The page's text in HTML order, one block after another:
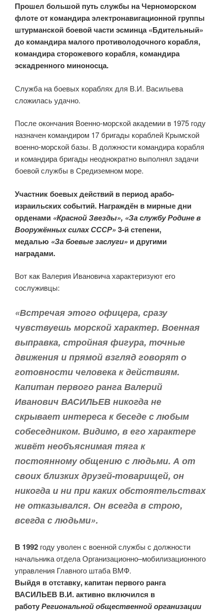
Прошел большой путь службы на Черноморском
флоте от командира электронавигационной группы
штурманской боевой части эсминца «Бдительный»
до командира малого противолодочного корабля,
командира сторожевого корабля, командира
эскадренного миноносца.
Служба на боевых кораблях для В.И. Васильева
сложилась удачно.
После окончания Военно-морской академии в 1975 году
назначен командиром 17 бригады кораблей Крымской
военно-морской базы. В должности командира корабля
и командира бригады неоднократно выполнял задачи
боевой службы в Средиземном море.
Участник боевых действий в период арабо-
израильских событий. Награждён в мирные дни
орденами «Красной Звезды», «За службу Родине в
Вооружённых силах СССР»3-й степени,
медалью «За боевые заслуги» и другими
наградами.
Вот как Валерия Ивановича характеризуют его
сослуживцы:
«Встречая этого офицера, сразу
чувствуешь морской характер. Военная
выправка, стройная фигура, точные
движения и прямой взгляд говорят о
готовности человека к действиям.
Капитан первого ранга Валерий
Иванович ВАСИЛЬЕВ никогда не
скрывает интереса к беседе с любым
собеседником. Видимо, в его характере
живёт необъяснимая тяга к
постоянному общению с людьми. А от
своих близких друзей-товарищей, он
никогда и ни при каких обстоятельствах
не отказывался. Он всегда в строю,
всегда с людьми».
В 1992 году уволен с военной службы с должности
начальника отдела Организационно–мобилизационного
управления Главного штаба ВМФ.
Выйдя в отставку, капитан первого ранга
ВАСИЛЬЕВ В.И. активно включился в
работуРегиональной общественной организации